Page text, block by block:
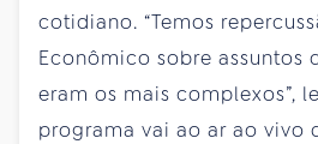
cotidiano. “Temos
Econômico sobre assuntos
eram os mais complexos”,
programa vai ao ar ao vivo